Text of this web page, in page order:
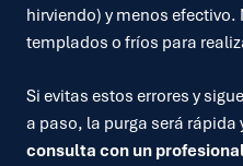
hirviendo) y menos efectivo.
templados o fríos para
Si evitas estos errores y
a paso, la purga será rápida
consulta con un